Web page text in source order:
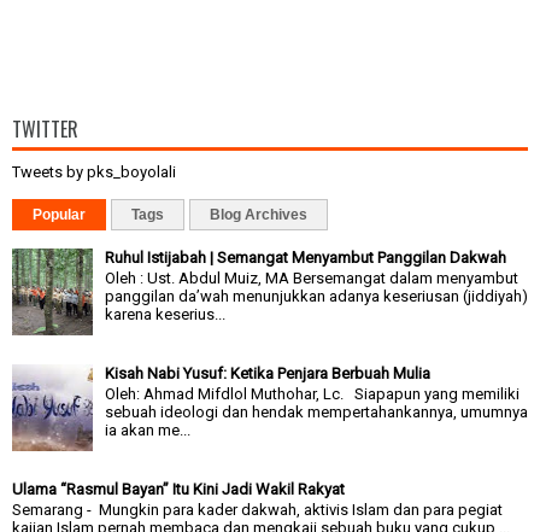
TWITTER
Tweets by pks_boyolali
Popular Tags Blog Archives
Ruhul Istijabah | Semangat Menyambut Panggilan Dakwah
Oleh : Ust. Abdul Muiz, MA Bersemangat dalam menyambut
panggilan da’wah menunjukkan adanya keseriusan (jiddiyah)
karena keserius...
Kisah Nabi Yusuf: Ketika Penjara Berbuah Mulia
Oleh: Ahmad Mifdlol Muthohar, Lc. Siapapun yang memiliki
sebuah ideologi dan hendak mempertahankannya, umumnya
ia akan me...
Ulama “Rasmul Bayan” Itu Kini Jadi Wakil Rakyat
Semarang - Mungkin para kader dakwah, aktivis Islam dan para pegiat
kajian Islam pernah membaca dan mengkaji sebuah buku yang cukup ...